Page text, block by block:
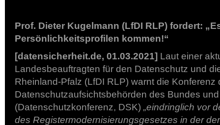
Prof. Dieter Kugelmann (LfDI RLP) fordert:
Persönlichkeitsprofilen kommen!“
[datensicherheit.de, 01.03.2021] Laut einer
Landesbeauftragten für den Datenschutz und
Rheinland-Pfalz (LfDI RLP) warnt die
Datenschutzaufsichtsbehörden des Bundes
(Datenschutzkonferenz, DSK) „eindringlich vor
des Registermodernisierungsgesetzes in der